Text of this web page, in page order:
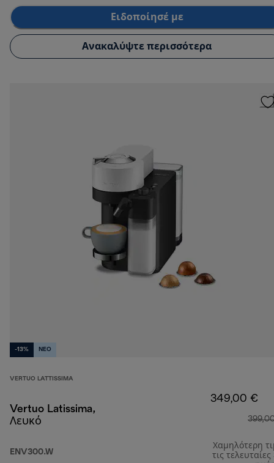
Ειδοποίησέ με
Ανακαλύψτε περισσότερα
-13% NEO
VERTUO LATTISSIMA
Vertuo Latissima,
Λευκό
ENV300.W
349,00 €
Χαμηλότερη
τις τελευταίες